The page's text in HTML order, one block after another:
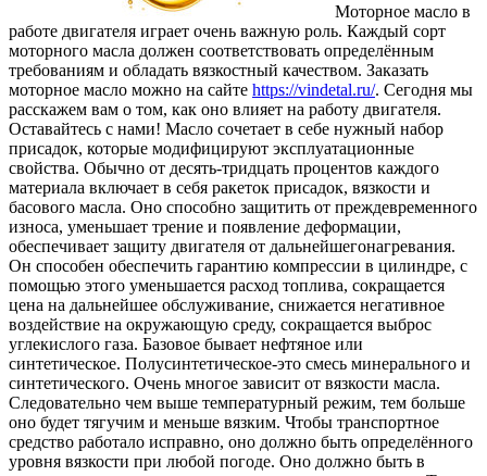
Моторное масло в
работе двигателя играет очень важную роль. Каждый сорт
моторного масла должен соответствовать определённым
требованиям и обладать вязкостный качеством. Заказать
моторное масло можно на сайте https://vindetal.ru/. Сегодня мы
расскажем вам о том, как оно влияет на работу двигателя.
Оставайтесь с нами! Масло сочетает в себе нужный набор
присадок, которые модифицируют эксплуатационные
свойства. Обычно от десять-тридцать процентов каждого
материала включает в себя ракеток присадок, вязкости и
басового масла. Оно способно защитить от преждевременного
износа, уменьшает трение и появление деформации,
обеспечивает защиту двигателя от дальнейшегонагревания.
Он способен обеспечить гарантию компрессии в цилиндре, с
помощью этого уменьшается расход топлива, сокращается
цена на дальнейшее обслуживание, снижается негативное
воздействие на окружающую среду, сокращается выброс
углекислого газа. Базовое бывает нефтяное или
синтетическое. Полусинтетическое-это смесь минерального и
синтетического. Очень многое зависит от вязкости масла.
Следовательно чем выше температурный режим, тем больше
оно будет тягучим и меньше вязким. Чтобы транспортное
средство работало исправно, оно должно быть определённого
уровня вязкости при любой погоде. Оно должно быть в